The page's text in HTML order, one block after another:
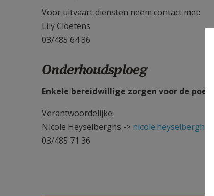
Voor uitvaart diensten neem contact met:
Lily Cloetens
03/485 64 36
Onderhoudsploeg
Enkele bereidwillige zorgen voor de
Verantwoordelijke:
Nicole Heyselberghs ->
03/485 71 36